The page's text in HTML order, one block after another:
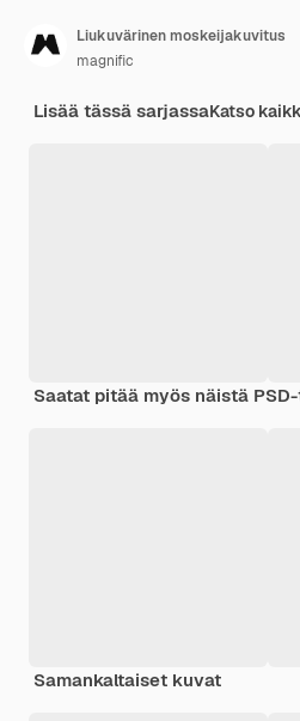
Liukuvärinen moskeijakuvitus
magnific
Lisää tässä sarjassaKatso
Saatat pitää myös näistä
Samankaltaiset kuvat